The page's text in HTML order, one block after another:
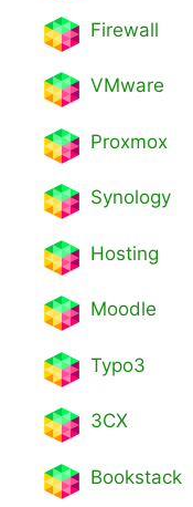
Firewall
VMware
Proxmox
Synology
Hosting
Moodle
Typo3
3CX
Bookstack